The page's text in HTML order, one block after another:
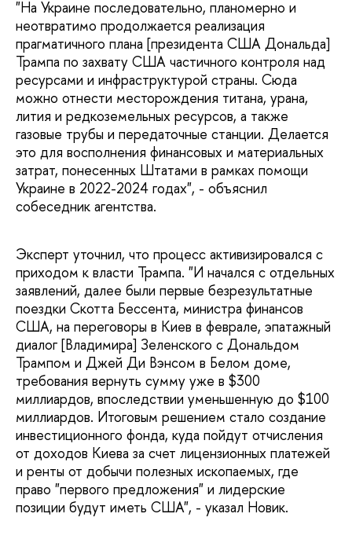
"На Украине последовательно, планомерно и
неотвратимо продолжается реализация
прагматичного плана [президента США Дональда]
Трампа по захвату США частичного контроля над
ресурсами и инфраструктурой страны. Сюда
можно отнести месторождения титана, урана,
лития и редкоземельных ресурсов, а также
газовые трубы и передаточные станции. Делается
это для восполнения финансовых и материальных
затрат, понесенных Штатами в рамках помощи
Украине в 2022-2024 годах", - объяснил
собеседник агентства.
Эксперт уточнил, что процесс активизировался с
приходом к власти Трампа. "И начался с отдельных
заявлений, далее были первые безрезультатные
поездки Скотта Бессента, министра финансов
США, на переговоры в Киев в феврале, эпатажный
диалог [Владимира] Зеленского с Дональдом
Трампом и Джей Ди Вэнсом в Белом доме,
требования вернуть сумму уже в $300
миллиардов, впоследствии уменьшенную до $100
миллиардов. Итоговым решением стало создание
инвестиционного фонда, куда пойдут отчисления
от доходов Киева за счет лицензионных платежей
и ренты от добычи полезных ископаемых, где
право "первого предложения" и лидерские
позиции будут иметь США", - указал Новик.